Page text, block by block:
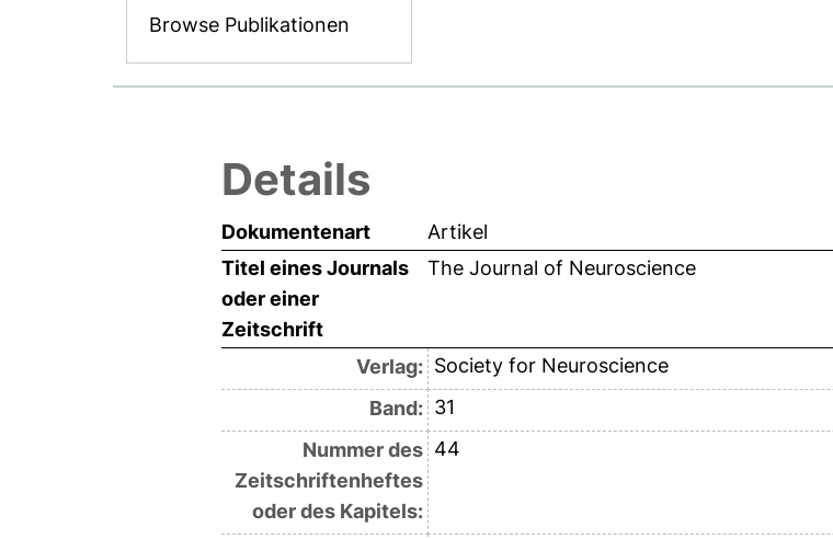
Browse Publikationen
Details
Dokumentenart
Artikel
Titel eines Journals
oder einer
Zeitschrift
The Journal of Neuroscience
Verlag: Society for Neuroscience
Band: 31
Nummer des
Zeitschriftenheftes
oder des Kapitels:
44